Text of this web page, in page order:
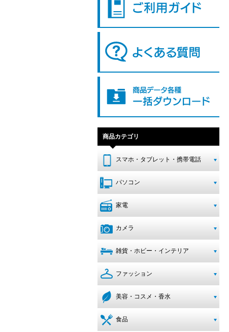
商品カテゴリ
スマホ・タブレット・携帯電話
パソコン
家電
カメラ
雑貨・ホビー・インテリア
ファッション
美容・コスメ・香水
食品